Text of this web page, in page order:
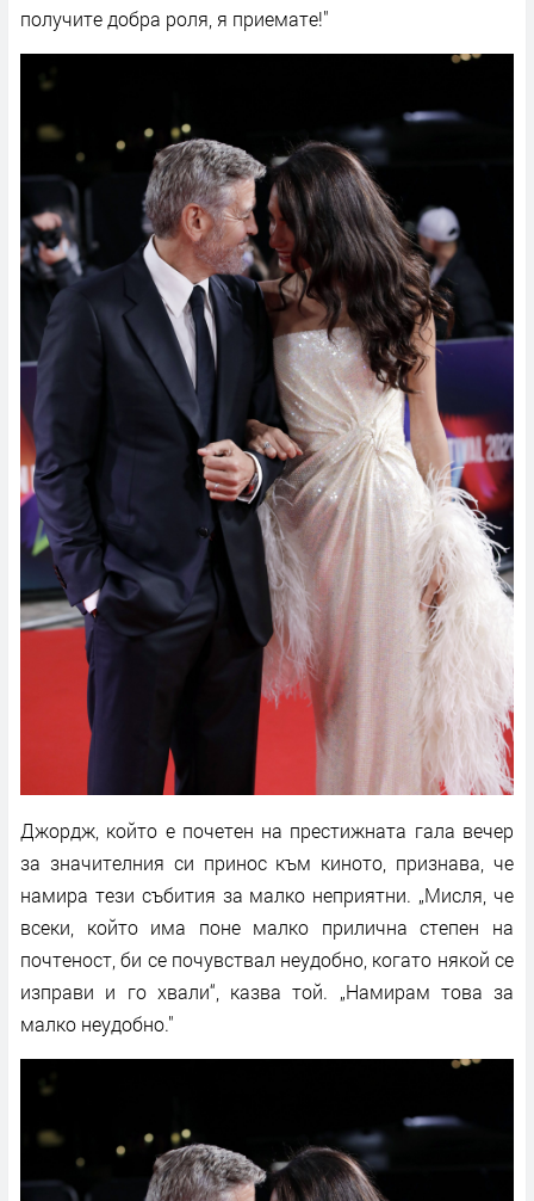
получите добра роля, я приемате!"
Джордж, който е почетен на престижната гала вечер
за значителния си принос към киното, признава, че
намира тези събития за малко неприятни. „Мисля, че
всеки, който има поне малко прилична степен на
почтеност, би се почувствал неудобно, когато някой се
изправи и го хвали“, казва той. „Намирам това за
малко неудобно."